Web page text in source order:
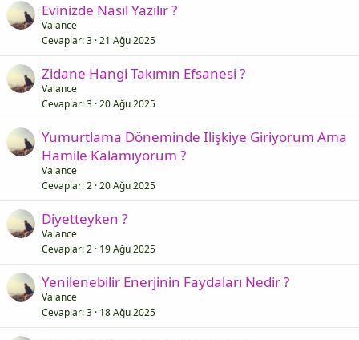
Evinizde Nasıl Yazılır ?
Valance
Cevaplar 3 21 Ağu 2025
Zidane Hangi Takımın Efsanesi ?
Valance
Cevaplar 3 20 Ağu 2025
Yumurtlama Döneminde Ilişkiye Giriyorum Ama
Hamile Kalamıyorum ?
Valance
Cevaplar 2 20 Ağu 2025
Diyetteyken ?
Valance
Cevaplar 2 19 Ağu 2025
Yenilenebilir Enerjinin Faydaları Nedir ?
Valance
Cevaplar 3 18 Ağu 2025